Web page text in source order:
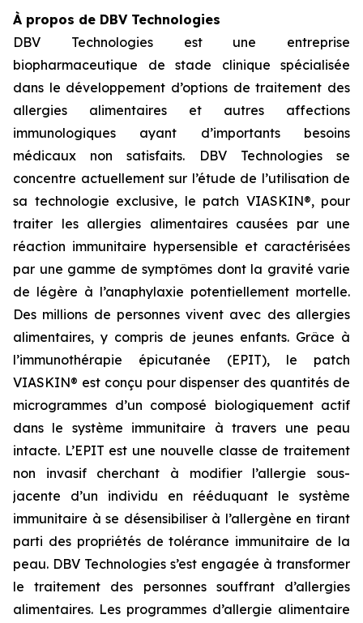
À propos de DBV Technologies
DBV Technologies est une entreprise
biopharmaceutique de stade clinique spécialisée
dans le développement d’options de traitement des
allergies alimentaires et autres affections
immunologiques ayant d’importants besoins
médicaux non satisfaits. DBV Technologies se
concentre actuellement sur l’étude de l’utilisation de
sa technologie exclusive, le patch VIASKIN®, pour
traiter les allergies alimentaires causées par une
réaction immunitaire hypersensible et caractérisées
par une gamme de symptômes dont la gravité varie
de légère à l’anaphylaxie potentiellement mortelle.
Des millions de personnes vivent avec des allergies
alimentaires, y compris de jeunes enfants. Grâce à
l’immunothérapie épicutanée (EPIT), le patch
VIASKIN® est conçu pour dispenser des quantités de
microgrammes d’un composé biologiquement actif
dans le système immunitaire à travers une peau
intacte. L’EPIT est une nouvelle classe de traitement
non invasif cherchant à modifier l’allergie sous-
jacente d’un individu en rééduquant le système
immunitaire à se désensibiliser à l’allergène en tirant
parti des propriétés de tolérance immunitaire de la
peau. DBV Technologies s’est engagée à transformer
le traitement des personnes souffrant d’allergies
alimentaires. Les programmes d’allergie alimentaire